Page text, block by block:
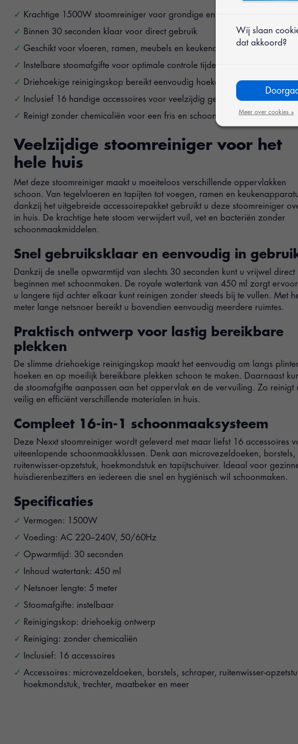
Krachtige 1500W stoomreiniger voor grondige en hygiënische reiniging
Binnen 30 seconden klaar voor direct gebruik
Geschikt voor vloeren, ramen, meubels en keukenapparatuur
Instelbare stoomafgifte voor optimale controle tijdens schoonmaken
Driehoekige reinigingskop bereikt eenvoudig hoeken en randen
Inclusief 16 handige accessoires voor veelzijdig gebruik
Reinigt zonder chemicaliën voor een fris en schoon resultaat
Veelzijdige stoomreiniger voor het
hele huis
Met deze stoomreiniger maakt u moeiteloos verschillende oppervlakken
schoon. Van tegelvloeren en tapijten tot voegen, ramen en
dankzij het uitgebreide accessoirepakket gebruikt u deze stoomreiniger
in huis. De krachtige hete stoom verwijdert vuil, vet en bacteriën zonder
schoonmaakmiddelen.
Snel gebruiksklaar en eenvoudig in
Dankzij de snelle opwarmtijd van slechts 30 seconden kunt u vrijwel direct
beginnen met schoonmaken. De royale watertank van 450 ml zorgt
u langere tijd achter elkaar kunt reinigen zonder steeds bij te vullen. Met
meter lange netsnoer bereikt u bovendien eenvoudig meerdere ruimtes.
Praktisch ontwerp voor lastig bereikbare
plekken
De slimme driehoekige reinigingskop maakt het eenvoudig om langs
hoeken en op moeilijk bereikbare plekken schoon te maken. Daarnaast
de stoomafgifte aanpassen aan het oppervlak en de vervuiling. Zo reinigt
veilig en efficiënt verschillende materialen in huis.
Compleet 16-in-1 schoonmaaksysteem
Deze Nexxt stoomreiniger wordt geleverd met maar liefst 16 accessoires
uiteenlopende schoonmaakklussen. Denk aan microvezeldoeken, borstels,
ruitenwisser-opzetstuk, hoekmondstuk en tapijtschuiver. Ideaal voor
huisdierenbezitters en iedereen die snel en hygiënisch wil schoonmaken.
Specificaties
Vermogen: 1500W
Voeding: AC 220–240V, 50/60Hz
Opwarmtijd: 30 seconden
Inhoud watertank: 450 ml
Netsnoer lengte: 5 meter
Stoomafgifte: instelbaar
Reinigingskop: driehoekig ontwerp
Reiniging: zonder chemicaliën
Inclusief: 16 accessoires
Accessoires: microvezeldoeken, borstels, schraper, ruitenwisser-
hoekmondstuk, trechter, maatbeker en meer
Wij slaan
dat akkoord?
Meer over cookies »